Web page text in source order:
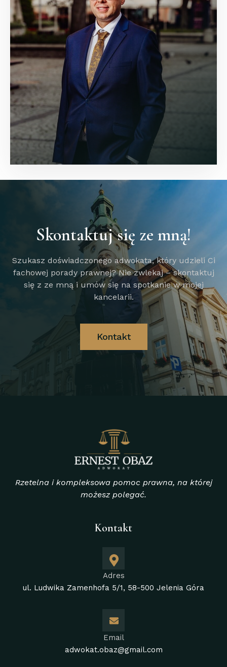
Skontaktuj się ze mną!
Szukasz doświadczonego adwokata, który udzieli Ci
fachowej porady prawnej? Nie zwlekaj – skontaktuj
się z ze mną i umów się na spotkanie w mojej
kancelarii.
Kontakt
Rzetelna i kompleksowa pomoc prawna, na której
możesz polegać.
Kontakt
Adres
ul. Ludwika Zamenhofa 5/1, 58-500 Jelenia Góra
Email
adwokat.obaz@gmail.com